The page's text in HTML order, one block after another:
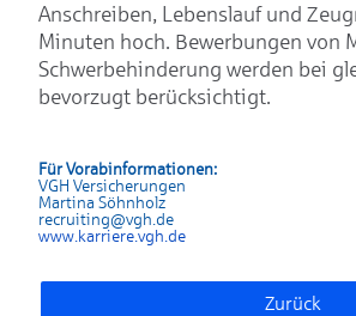
Anschreiben, Lebenslauf und
Minuten hoch. Bewerbungen von
Schwerbehinderung werden bei
bevorzugt berücksichtigt.
Für Vorabinformationen:
VGH Versicherungen
Martina Söhnholz
recruiting@vgh.de
www.karriere.vgh.de
Zurück